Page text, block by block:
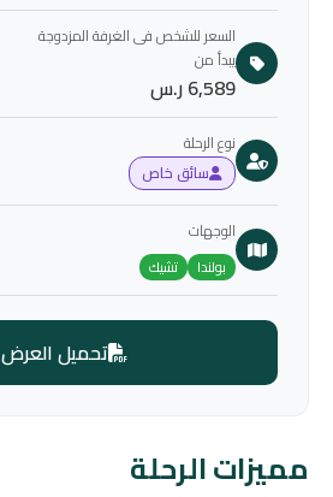
مميزات الرحلة
السعر للشخص فى الغرفة المزدوجة
يبدأ من
6,589 ر.س
نوع الرحلة
سائق خاص
الوجهات
بولندا تشيك
تحميل العرض